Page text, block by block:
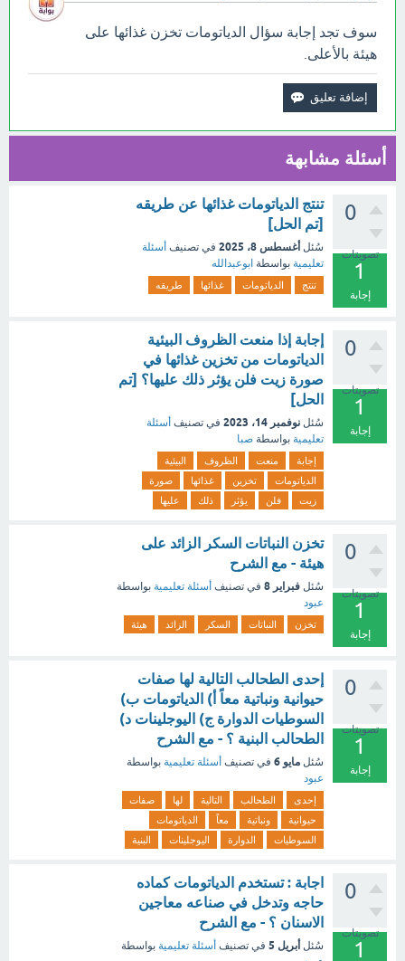
سوف تجد إجابة سؤال الدياتومات تخزن غذائها على
هيئة بالأعلى.
أسئلة مشابهة
0
تصويتات
1
إجابة
تنتج الدياتومات غذائها عن طريقه
[تم الحل]
سُئل أغسطس 8، 2025 في تصنيف أسئلة
تعليمية بواسطة ابوعبدالله
تنتج الدياتومات غذائها طريقه
0
تصويتات
1
إجابة
إجابة إذا منعت الظروف البيئية
الدياتومات من تخزين غذائها في
صورة زيت فلن يؤثر ذلك عليها؟ [تم
الحل]
سُئل نوفمبر 14، 2023 في تصنيف أسئلة
تعليمية بواسطة صبا
إجابة منعت الظروف
البيئية
الدياتومات
تخزين غذائها
صورة
زيت
فلن يؤثر ذلك عليها
0
تصويتات
1
إجابة
تخزن النباتات السكر الزائد على
هيئة - مع الشرح
سُئل فبراير 8 في تصنيف أسئلة تعليمية بواسطة
عبود
تخزن النباتات السكر الزائد هيئة
0
تصويتات
1
إجابة
إحدى الطحالب التالية لها صفات
حيوانية ونباتية معاً أ) الدياتومات ب)
السوطيات الدوارة ج) اليوجلينات د)
الطحالب البنية ؟ - مع الشرح
سُئل مايو 6 في تصنيف أسئلة تعليمية بواسطة
عبود
إحدى الطحالب التالية لها
صفات
حيوانية
ونباتية معاً
الدياتومات
السوطيات
الدوارة اليوجلينات البنية
0
تصويتات
1
اجابة : تستخدم الدياتومات كماده
حاجه وتدخل في صناعه معاجين
الاسنان ؟ - مع الشرح
سُئل أبريل 5 في تصنيف أسئلة تعليمية بواسطة